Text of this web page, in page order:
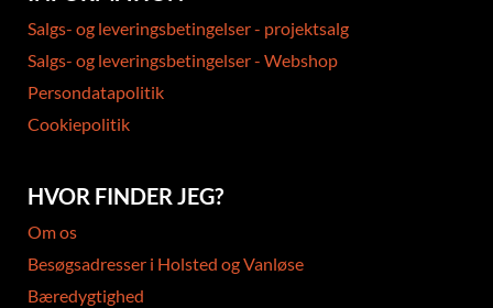
Salgs- og leveringsbetingelser - projektsalg
Salgs- og leveringsbetingelser - Webshop
Persondatapolitik
Cookiepolitik
HVOR FINDER JEG?
Om os
Besøgsadresser i Holsted og Vanløse
Bæredygtighed